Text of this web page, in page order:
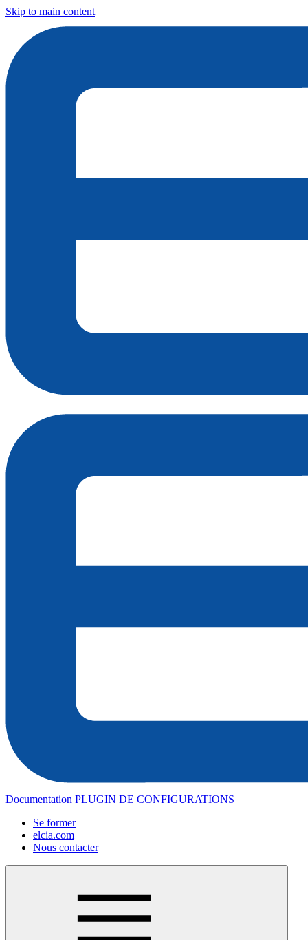
Skip to main content
Documentation PLUGIN DE CONFIGURATIONS
Se former
elcia.com
Nous contacter